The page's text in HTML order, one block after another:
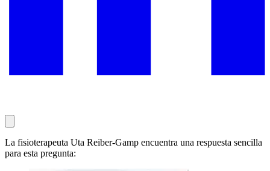
La fisioterapeuta Uta Reiber-Gamp encuentra una respuesta sencilla
para esta pregunta: